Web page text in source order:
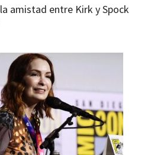
amistad entre Kirk y Spock